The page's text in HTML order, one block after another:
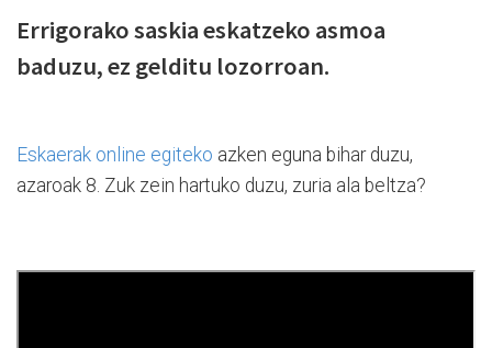
Errigorako saskia eskatzeko asmoa
baduzu, ez gelditu lozorroan.
Eskaerak online egiteko azken eguna bihar duzu,
azaroak 8. Zuk zein hartuko duzu, zuria ala beltza?